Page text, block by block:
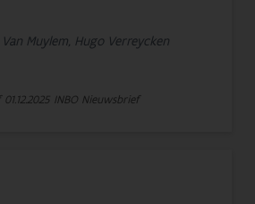
Muylem, Hugo Verreycken
01.12.2025 INBO Nieuwsbrief